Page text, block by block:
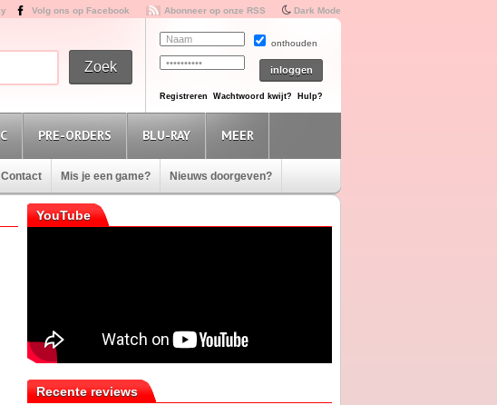
Volg ons op Facebook Abonneer op onze RSS Dark Mode
onthouden
Registreren Wachtwoord kwijt? Hulp?
PRE-ORDERS BLU-RAY MEER
Contact Mis je een game? Nieuws doorgeven?
YouTube
Recente reviews